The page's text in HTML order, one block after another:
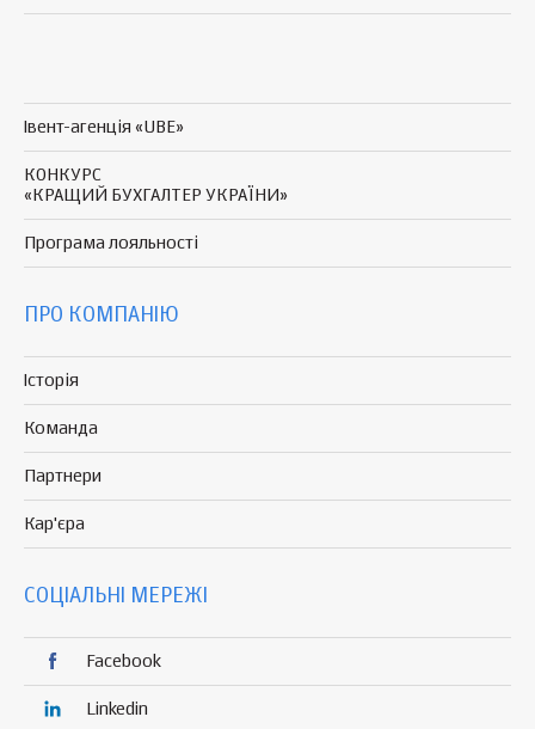
Івент-агенція «UBE»
КОНКУРС
«КРАЩИЙ БУХГАЛТЕР УКРАЇНИ»
Програма лояльності
ПРО КОМПАНІЮ
Історія
Команда
Партнери
Кар'єра
СОЦІАЛЬНІ МЕРЕЖІ
Facebook
Linkedin